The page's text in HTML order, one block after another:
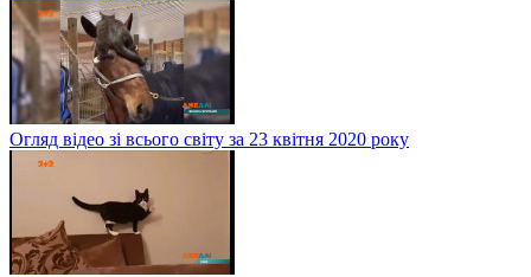
Огляд відео зі всього світу за 23 квітня 2020 року